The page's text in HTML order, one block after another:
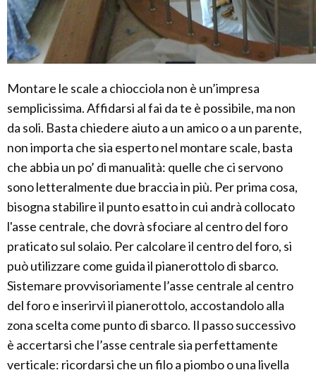
Montare le scale a chiocciola non è un’impresa
semplicissima. Affidarsi al fai da te è possibile, ma non
da soli. Basta chiedere aiuto a un amico o a un parente,
non importa che sia esperto nel montare scale, basta
che abbia un po’ di manualità: quelle che ci servono
sono letteralmente due braccia in più. Per prima cosa,
bisogna stabilire il punto esatto in cui andrà collocato
l'asse centrale, che dovrà sfociare al centro del foro
praticato sul solaio. Per calcolare il centro del foro, si
può utilizzare come guida il pianerottolo di sbarco.
Sistemare provvisoriamente l’asse centrale al centro
del foro e inserirvi il pianerottolo, accostandolo alla
zona scelta come punto di sbarco. Il passo successivo
è accertarsi che l’asse centrale sia perfettamente
verticale: ricordarsi che un filo a piombo o una livella